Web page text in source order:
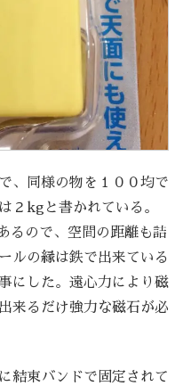
、同様の物を１００均で
２kgと書かれている。
るので、空間の距離も詰
ルの縁は鉄で出来ている
にした。遠心力により磁
来るだけ強力な磁石が必
結束バンドで固定されて